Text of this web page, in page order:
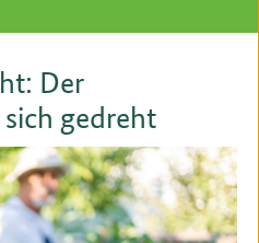
Der
gedreht